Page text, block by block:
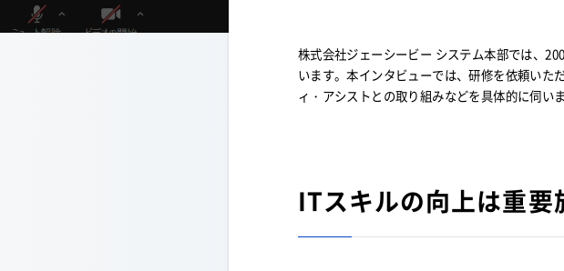
株式会社ジェーシービー システム本部では、
います。本インタビューでは、研修を依頼いた
ィ・アシストとの取り組みなどを具体的に伺いま
ITスキルの向上は重要